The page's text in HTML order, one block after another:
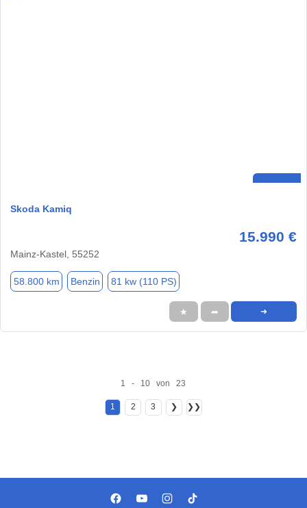
Skoda Kamiq
15.990 €
Mainz-Kastel, 55252
58.800 km Benzin 81 kw (110 PS)
★ ➦ ➜
1 - 10 von 23
1 2 3 ❯ ❯❯